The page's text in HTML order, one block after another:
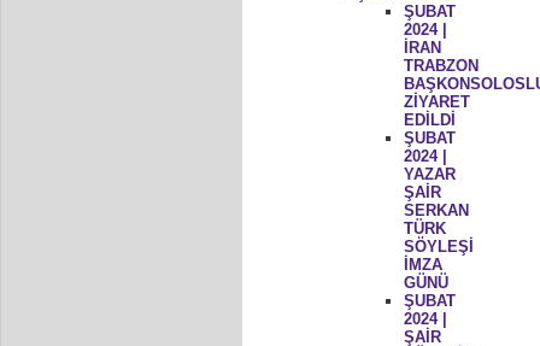
ŞUBAT
2024 |
İRAN
TRABZON
ZİYARET
EDİLDİ
ŞUBAT
2024 |
YAZAR
ŞAİR
SERKAN
TÜRK
SÖYLEŞİ
İMZA
GÜNÜ
ŞUBAT
2024 |
ŞAİR